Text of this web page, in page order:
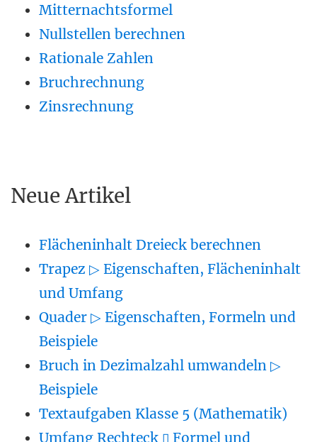
Mitternachtsformel
Nullstellen berechnen
Rationale Zahlen
Bruchrechnung
Zinsrechnung
Neue Artikel
Flächeninhalt Dreieck berechnen
Trapez ▷ Eigenschaften, Flächeninhalt
und Umfang
Quader ▷ Eigenschaften, Formeln und
Beispiele
Bruch in Dezimalzahl umwandeln ▷
Beispiele
Textaufgaben Klasse 5 (Mathematik)
Umfang Rechteck ▯ Formel und